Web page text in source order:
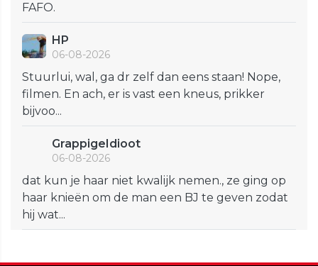
FAFO.
HP
06-08-2026
Stuurlui, wal, ga dr zelf dan eens staan! Nope,
filmen. En ach, er is vast een kneus, prikker
bijvoo...
GrappigeIdioot
06-08-2026
dat kun je haar niet kwalijk nemen., ze ging op
haar knieën om de man een BJ te geven zodat
hij wat...